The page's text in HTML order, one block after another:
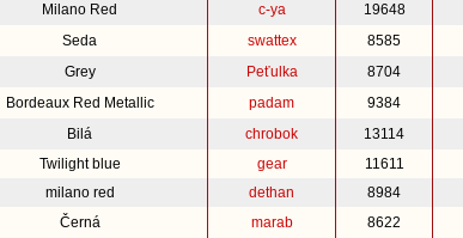
Milano Red c-ya 19648
Seda swattex 8585
Grey Peťulka 8704
Bordeaux Red Metallic padam 9384
Bilá chrobok 13114
Twilight blue gear 11611
milano red dethan 8984
Černá marab 8622